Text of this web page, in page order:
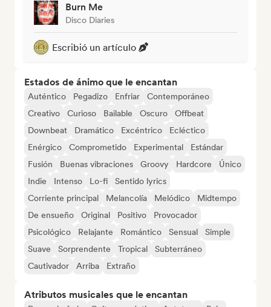
Burn Me
Disco Diaries
Escribió un artículo
Estados de ánimo que le encantan
Auténtico Pegadizo Enfriar
Contemporáneo
Creativo
Curioso Bailable Oscuro
Offbeat
Downbeat
Dramático Excéntrico
Ecléctico
Enérgico
Comprometido Experimental
Estándar
Fusión
Buenas vibraciones Groovy Hardcore
Único
Indie
Intenso Lo-fi
Sentido lyrics
Corriente principal
Melancolía Melódico
Midtempo
De ensueño
Original Positivo
Provocador
Psicológico
Relajante Romántico Sensual
Simple
Suave
Sorprendente Tropical
Subterráneo
Cautivador
Arriba Extraño
Atributos musicales que le encantan